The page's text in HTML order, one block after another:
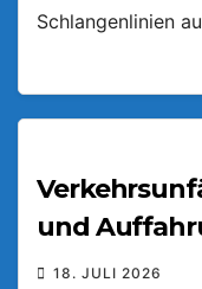
Schlangenlinien
und
18. JULI 2026